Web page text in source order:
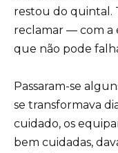
restou do quintal.
reclamar — com a
que não pode
Passaram-se
se transformava
cuidado, os
bem cuidadas,